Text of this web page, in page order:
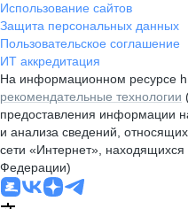
Использование сайтов
Защита персональных данных
Пользовательское соглашение
ИТ аккредитация
На информационном ресурсе
рекомендательные технологии
предоставления информации
и анализа сведений,
сети «Интернет», находящихся
Федерации)